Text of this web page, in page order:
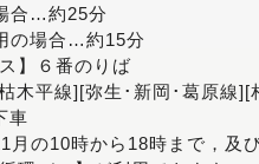
合…約25分
の場合…約15分
ス】６番のりば
木平線][弥生･新岡･葛原線
車
月の10時から18時まで，及